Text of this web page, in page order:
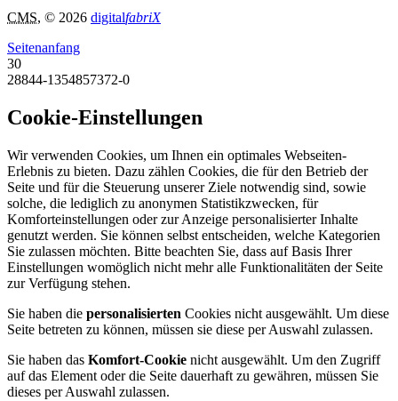
CMS, © 2026 digitalfabriX
Seitenanfang
30
28844-1354857372-0
Cookie-Einstellungen
Wir verwenden Cookies, um Ihnen ein optimales Webseiten-
Erlebnis zu bieten. Dazu zählen Cookies, die für den Betrieb der
Seite und für die Steuerung unserer Ziele notwendig sind, sowie
solche, die lediglich zu anonymen Statistikzwecken, für
Komforteinstellungen oder zur Anzeige personalisierter Inhalte
genutzt werden. Sie können selbst entscheiden, welche Kategorien
Sie zulassen möchten. Bitte beachten Sie, dass auf Basis Ihrer
Einstellungen womöglich nicht mehr alle Funktionalitäten der Seite
zur Verfügung stehen.
Sie haben die personalisierten Cookies nicht ausgewählt. Um diese
Seite betreten zu können, müssen sie diese per Auswahl zulassen.
Sie haben das Komfort-Cookie nicht ausgewählt. Um den Zugriff
auf das Element oder die Seite dauerhaft zu gewähren, müssen Sie
dieses per Auswahl zulassen.